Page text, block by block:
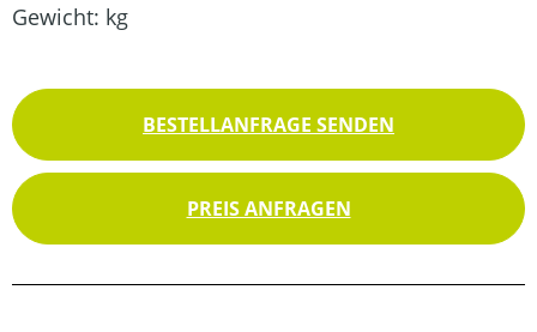
Gewicht: kg
BESTELLANFRAGE SENDEN
PREIS ANFRAGEN